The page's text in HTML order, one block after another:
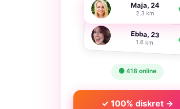
Maja, 24
2.3 km
Ebba, 23
1.6 km
🟢 418 online
✓ 100% diskret →